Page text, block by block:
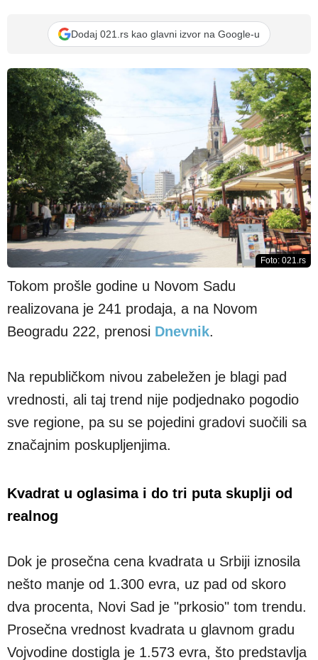
Dodaj 021.rs kao glavni izvor na Google-u
Foto: 021.rs
Tokom prošle godine u Novom Sadu
realizovana je 241 prodaja, a na Novom
Beogradu 222, prenosi Dnevnik.
Na republičkom nivou zabeležen je blagi pad
vrednosti, ali taj trend nije podjednako pogodio
sve regione, pa su se pojedini gradovi suočili sa
značajnim poskupljenjima.
Kvadrat u oglasima i do tri puta skuplji od
realnog
Dok je prosečna cena kvadrata u Srbiji iznosila
nešto manje od 1.300 evra, uz pad od skoro
dva procenta, Novi Sad je "prkosio" tom trendu.
Prosečna vrednost kvadrata u glavnom gradu
Vojvodine dostigla je 1.573 evra, što predstavlja